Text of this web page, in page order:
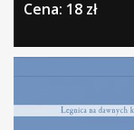
Cena: 18 zł